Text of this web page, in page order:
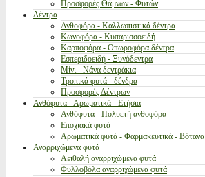
Προσφορές Θάμνων - Φυτών
Δέντρα
Ανθοφόρα - Καλλωπιστικά δέντρα
Κωνοφόρα - Κυπαρισσοειδή
Καρποφόρα - Οπωροφόρα δέντρα
Εσπεριδοειδή - Ξυνόδεντρα
Μίνι - Νάνα δεντράκια
Τροπικά φυτά - δένδρα
Προσφορές Δέντρων
Ανθόφυτα - Αρωματικά - Ετήσια
Ανθόφυτα - Πολυετή ανθοφόρα
Εποχιακά φυτά
Αρωματικά φυτά - Φαρμακευτικά - Βότανα
Αναρριχώμενα φυτά
Αειθαλή αναρριχώμενα φυτά
Φυλλοβόλα αναρριχώμενα φυτά